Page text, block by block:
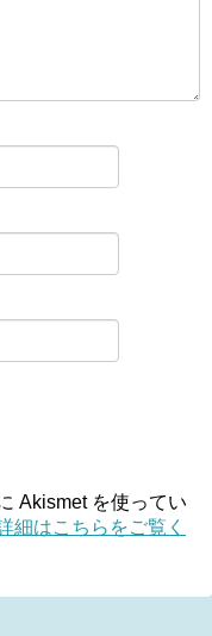
Akismet を使ってい
細はこちらをご覧く